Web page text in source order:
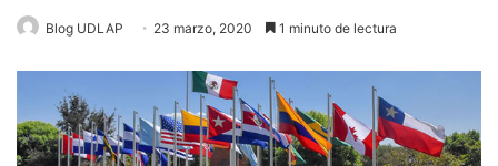
Blog UDLAP 23 marzo, 2020 1 minuto de lectura